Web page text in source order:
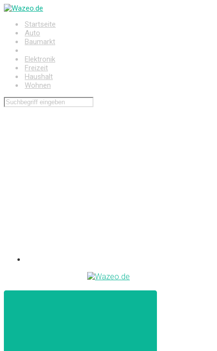
Zum
springenStartseite
Auto
Baumarkt
Elektronik
Freizeit
Haushalt
Wohnen